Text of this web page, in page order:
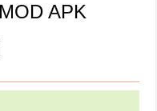
APK